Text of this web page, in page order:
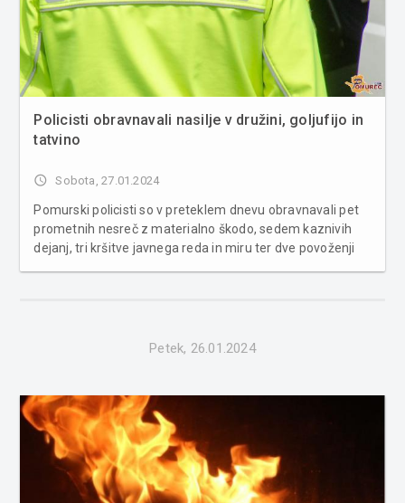
Policisti obravnavali nasilje v družini, goljufijo in
tatvino
access_time Sobota, 27.01.2024
Pomurski policisti so v preteklem dnevu obravnavali pet
prometnih nesreč z materialno škodo, sedem kaznivih
dejanj, tri kršitve javnega reda in miru ter dve povoženji
Petek, 26.01.2024